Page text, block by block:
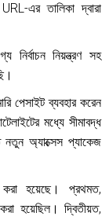
এর তালিকা দ্বারা
নিয়ন্ত্রণ সহ
পেসাইট ব্যবহার করেন
মধ্যে সীমাবদ্ধ
অ্যাক্সেস প্যাকেজ
করা হয়েছে। প্রথমত,
হয়েছিল। দ্বিতীয়ত,